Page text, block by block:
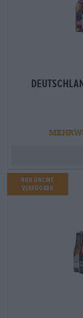
Nur Online
verfügbar